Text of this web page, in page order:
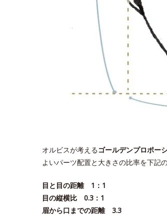
オルビスが考えるゴールデンプロポー
よいパーツ配置と大きさの比率を下記
目と目の距離 1：1
目の縦横比 0.3：1
眉から口までの距離 3.3